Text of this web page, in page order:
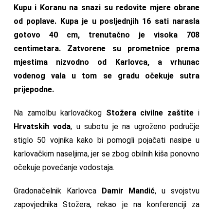
Kupu i Koranu na snazi su redovite mjere obrane
od poplave. Kupa je u posljednjih 16 sati narasla
gotovo 40 cm, trenutačno je visoka 708
centimetara. Zatvorene su prometnice prema
mjestima nizvodno od Karlovca, a vrhunac
vodenog vala u tom se gradu očekuje sutra
prijepodne.
Na zamolbu karlovačkog Stožera civilne zaštitei
Hrvatskih voda, u subotu je na ugroženo područje
stiglo 50 vojnika kako bi pomogli pojačati nasipe u
karlovačkim naseljima, jer se zbog obilnih kiša ponovno
očekuje povećanje vodostaja.
Gradonačelnik Karlovca Damir Mandić, u svojstvu
zapovjednika Stožera, rekao je na konferenciji za